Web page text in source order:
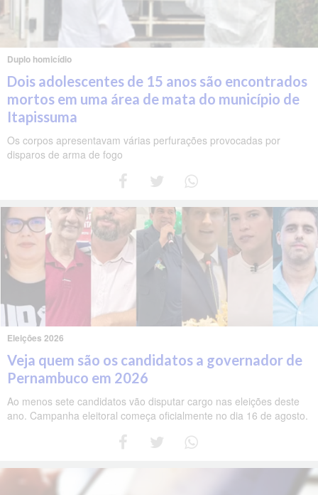
Duplo homicídio
Dois adolescentes de 15 anos são encontrados
mortos em uma área de mata do município de
Itapissuma
Os corpos apresentavam várias perfurações provocadas por
disparos de arma de fogo
Eleições 2026
Veja quem são os candidatos a governador de
Pernambuco em 2026
Ao menos sete candidatos vão disputar cargo nas eleições deste
ano. Campanha eleitoral começa oficialmente no dia 16 de agosto.